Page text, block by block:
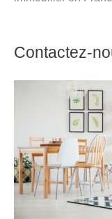
Contactez-